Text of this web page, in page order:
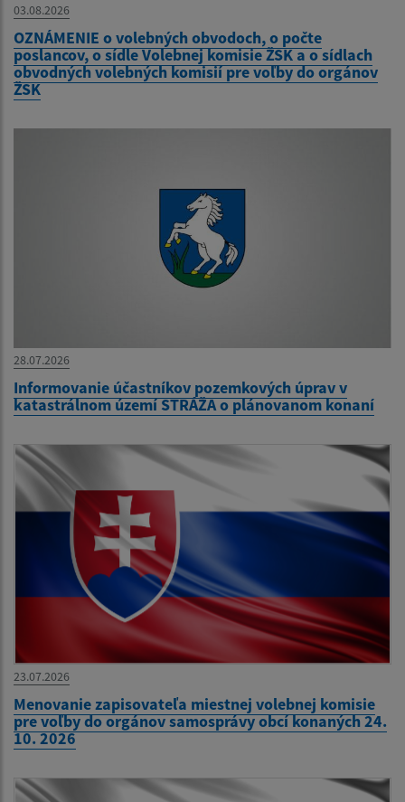
03.08.2026
OZNÁMENIE o volebných obvodoch, o počte
poslancov, o sídle Volebnej komisie ŽSK a o sídlach
obvodných volebných komisií pre voľby do orgánov
ŽSK
28.07.2026
Informovanie účastníkov pozemkových úprav v
katastrálnom území STRÁŽA o plánovanom konaní
23.07.2026
Menovanie zapisovateľa miestnej volebnej komisie
pre voľby do orgánov samosprávy obcí konaných 24.
10. 2026